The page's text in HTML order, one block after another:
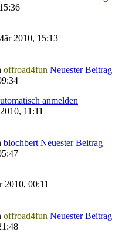
2010, 15:13
offroad4fun Neuester Beitrag
anmelden
11:11
blochbert Neuester Beitrag
00:11
offroad4fun Neuester Beitrag